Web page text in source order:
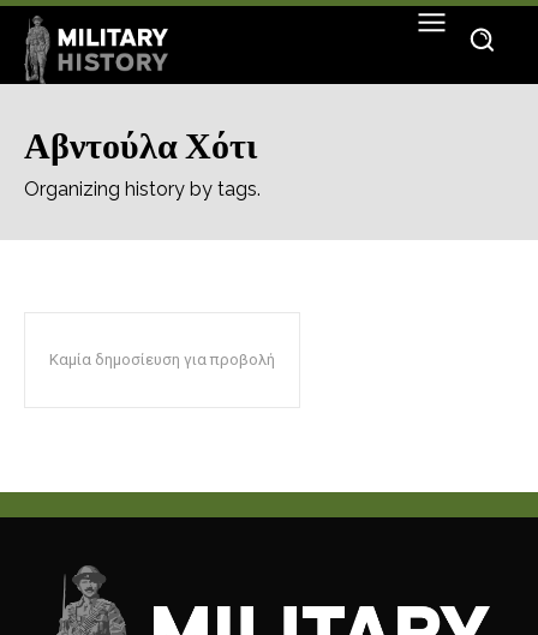
Αβντούλα Χότι
Organizing history by tags.
Καμία δημοσίευση για προβολή